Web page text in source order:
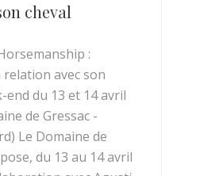
cheval
:
avec son
end du 13 et 14 avril
de Gressac -
Le Domaine de
du 13 au 14 avril